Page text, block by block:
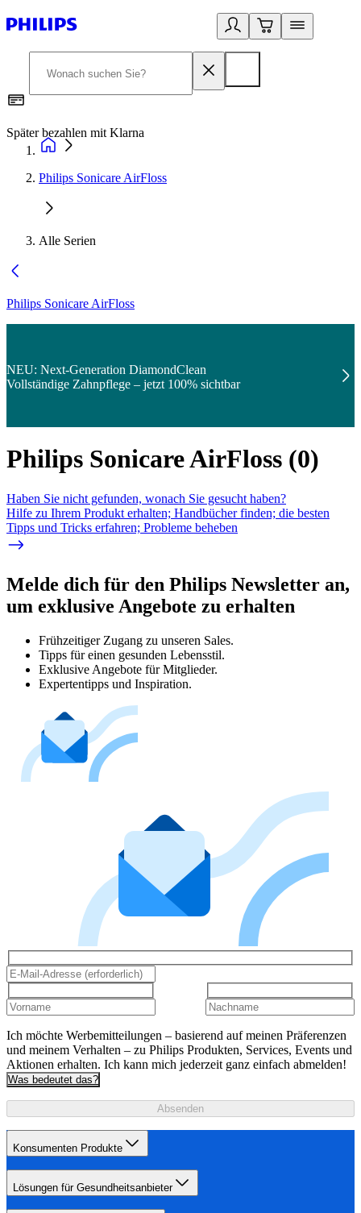
Später bezahlen mit Klarna
Philips Sonicare AirFloss
Alle Serien
Philips Sonicare AirFloss
NEU: Next-Generation DiamondClean
Vollständige Zahnpflege – jetzt 100% sichtbar
Philips Sonicare AirFloss (0)
Haben Sie nicht gefunden, wonach Sie gesucht haben?
Hilfe zu Ihrem Produkt erhalten; Handbücher finden; die besten
Tipps und Tricks erfahren; Probleme beheben
Melde dich für den Philips Newsletter an,
um exklusive Angebote zu erhalten
Frühzeitiger Zugang zu unseren Sales.
Tipps für einen gesunden Lebensstil.
Exklusive Angebote für Mitglieder.
Expertentipps und Inspiration.
Ich möchte Werbemitteilungen – basierend auf meinen Präferenzen
und meinem Verhalten – zu Philips Produkten, Services, Events und
Aktionen erhalten. Ich kann mich jederzeit ganz einfach abmelden!
Was bedeutet das?
Absenden
Konsumenten Produkte
Lösungen für Gesundheitsanbieter